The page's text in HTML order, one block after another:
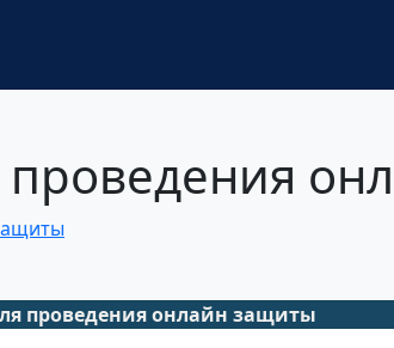
проведения онлайн защиты